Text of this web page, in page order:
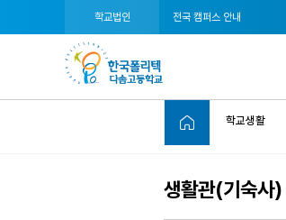
학교법인 전국 캠퍼스 안내
학교생활
생활관(기숙사)